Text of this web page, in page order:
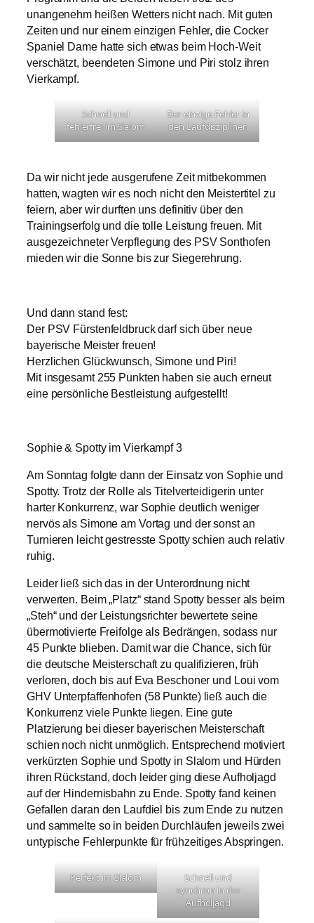
unangenehm heißen Wetters nicht nach. Mit guten
Zeiten und nur einem einzigen Fehler, die Cocker
Spaniel Dame hatte sich etwas beim Hoch-Weit
verschätzt, beendeten Simone und Piri stolz ihren
Vierkampf.
Schnell und
fehlerfrei im Slalom
Der einzige Fehler in
den Laufdisziplinen
Da wir nicht jede ausgerufene Zeit mitbekommen
hatten, wagten wir es noch nicht den Meistertitel zu
feiern, aber wir durften uns definitiv über den
Trainingserfolg und die tolle Leistung freuen. Mit
ausgezeichneter Verpflegung des PSV Sonthofen
mieden wir die Sonne bis zur Siegerehrung.
Und dann stand fest:
Der PSV Fürstenfeldbruck darf sich über neue
bayerische Meister freuen!
Herzlichen Glückwunsch, Simone und Piri!
Mit insgesamt 255 Punkten haben sie auch erneut
eine persönliche Bestleistung aufgestellt!
Sophie & Spotty im Vierkampf 3
Am Sonntag folgte dann der Einsatz von Sophie und
Spotty. Trotz der Rolle als Titelverteidigerin unter
harter Konkurrenz, war Sophie deutlich weniger
nervös als Simone am Vortag und der sonst an
Turnieren leicht gestresste Spotty schien auch relativ
ruhig.
Leider ließ sich das in der Unterordnung nicht
verwerten. Beim „Platz“ stand Spotty besser als beim
„Steh“ und der Leistungsrichter bewertete seine
übermotivierte Freifolge als Bedrängen, sodass nur
45 Punkte blieben. Damit war die Chance, sich für
die deutsche Meisterschaft zu qualifizieren, früh
verloren, doch bis auf Eva Beschoner und Loui vom
GHV Unterpfaffenhofen (58 Punkte) ließ auch die
Konkurrenz viele Punkte liegen. Eine gute
Platzierung bei dieser bayerischen Meisterschaft
schien noch nicht unmöglich. Entsprechend motiviert
verkürzten Sophie und Spotty in Slalom und Hürden
ihren Rückstand, doch leider ging diese Aufholjagd
auf der Hindernisbahn zu Ende. Spotty fand keinen
Gefallen daran den Laufdiel bis zum Ende zu nutzen
und sammelte so in beiden Durchläufen jeweils zwei
untypische Fehlerpunkte für frühzeitiges Abspringen.
Perfekt im Slalom
Schnell und
synchron in der
Aufholjagd